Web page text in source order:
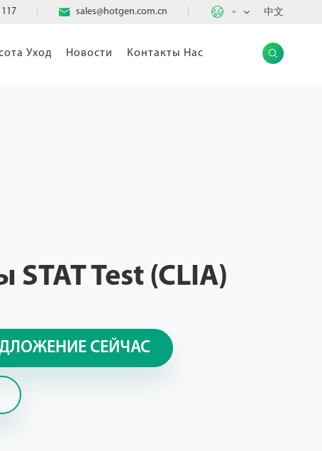
 sales@hotgen.com.cn  中文
Уход Новости Контакты Нас 
Test (CLIA)
СЕЙЧАС